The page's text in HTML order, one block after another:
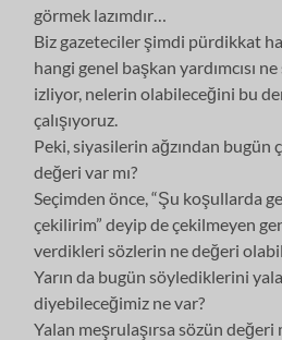
görmek lazımdır…
Biz gazeteciler şimdi pürdikkat
hangi genel başkan yardımcısı
izliyor, nelerin olabileceğini bu
çalışıyoruz.
Peki, siyasilerin ağzından bugün
değeri var mı?
Seçimden önce, “Şu koşullarda
çekilirim” deyip de çekilmeyen
verdikleri sözlerin ne değeri
Yarın da bugün söylediklerini
diyebileceğimiz ne var?
Yalan meşrulaşırsa sözün değeri